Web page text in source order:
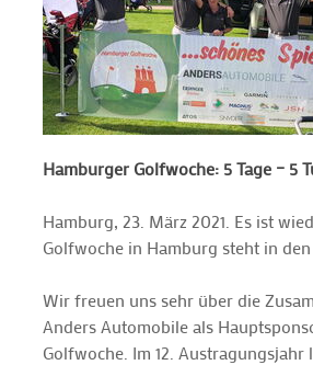
GOLFEINSTEIGER
GOLFHOTELS
Hamburger Golfwoche: 5 Tage – 5
Hamburg, 23. März 2021. Es ist
Golfwoche in Hamburg steht in den
Wir freuen uns sehr über die
Anders Automobile als
Golfwoche. Im 12. Austragungsjahr